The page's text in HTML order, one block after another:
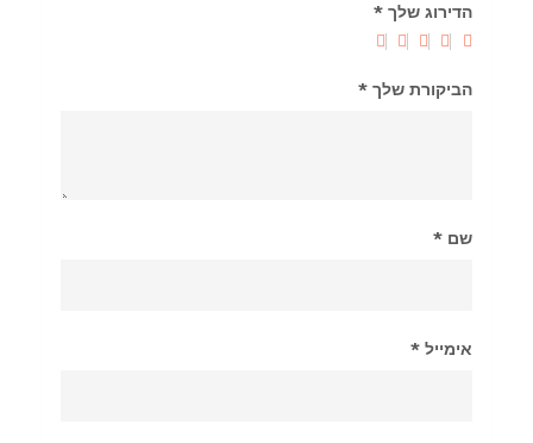
הדירוג שלך *
הביקורת שלך *
שם *
אימייל *